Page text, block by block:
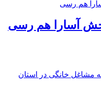
بخش آسارا هم رسی